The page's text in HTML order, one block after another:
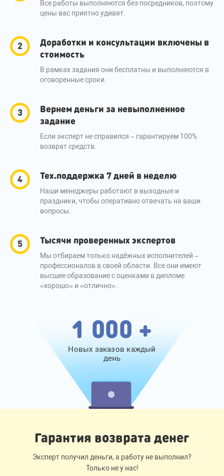
Все работы выполняются без посредников, поэтому
цены вас приятно удивят.
Доработки и консультации включены в
стоимость
В рамках задания они бесплатны и выполняются в
оговоренные сроки.
Вернем деньги за невыполненное
задание
Если эксперт не справился – гарантируем 100%
возврат средств.
Тех.поддержка 7 дней в неделю
Наши менеджеры работают в выходные и
праздники, чтобы оперативно отвечать на ваши
вопросы.
Тысячи проверенных экспертов
Мы отбираем только надёжных исполнителей –
профессионалов в своей области. Все они имеют
высшее образование с оценками в дипломе
«хорошо» и «отлично».
1 000 +
Новых заказов каждый
день
Гарантия возврата денег
Эксперт получил деньги, а работу не выполнил?
Только не у нас!